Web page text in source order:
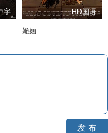
字 HD国语
姽婳
发 布